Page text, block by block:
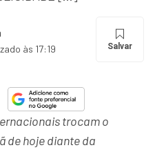
às 17:19 Salvar
trocam o
de hoje diante da